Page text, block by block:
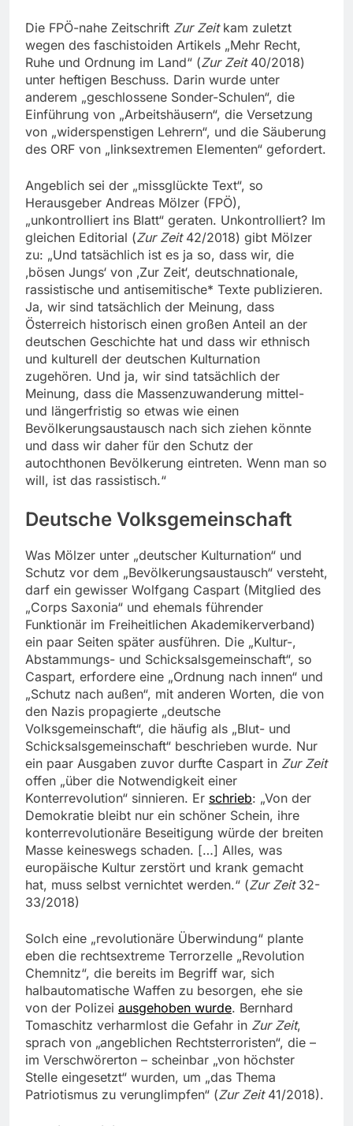
Die FPÖ-nahe Zeitschrift Zur Zeitkam zuletzt
wegen des faschistoiden Artikels „Mehr Recht,
Ruhe und Ordnung im Land“ (Zur Zeit40/2018)
unter heftigen Beschuss. Darin wurde unter
anderem „geschlossene Sonder-Schulen“, die
Einführung von „Arbeitshäusern“, die Versetzung
von „widerspenstigen Lehrern“, und die Säuberung
des ORF von „linksextremen Elementen“ gefordert.
Angeblich sei der „missglückte Text“, so
Herausgeber Andreas Mölzer (FPÖ),
„unkontrolliert ins Blatt“ geraten. Unkontrolliert? Im
gleichen Editorial (Zur Zeit42/2018) gibt Mölzer
zu: „Und tatsächlich ist es ja so, dass wir, die
‚bösen Jungs‘ von ‚Zur Zeit‘, deutschnationale,
rassistische und antisemitische* Texte publizieren.
Ja, wir sind tatsächlich der Meinung, dass
Österreich historisch einen großen Anteil an der
deutschen Geschichte hat und dass wir ethnisch
und kulturell der deutschen Kulturnation
zugehören. Und ja, wir sind tatsächlich der
Meinung, dass die Massenzuwanderung mittel-
und längerfristig so etwas wie einen
Bevölkerungsaustausch nach sich ziehen könnte
und dass wir daher für den Schutz der
autochthonen Bevölkerung eintreten. Wenn man so
will, ist das rassistisch.“
Deutsche Volksgemeinschaft
Was Mölzer unter „deutscher Kulturnation“ und
Schutz vor dem „Bevölkerungsaustausch“ versteht,
darf ein gewisser Wolfgang Caspart (Mitglied des
„Corps Saxonia“ und ehemals führender
Funktionär im Freiheitlichen Akademikerverband)
ein paar Seiten später ausführen. Die „Kultur-,
Abstammungs- und Schicksalsgemeinschaft“, so
Caspart, erfordere eine „Ordnung nach innen“ und
„Schutz nach außen“, mit anderen Worten, die von
den Nazis propagierte „deutsche
Volksgemeinschaft“, die häufig als „Blut- und
Schicksalsgemeinschaft“ beschrieben wurde. Nur
ein paar Ausgaben zuvor durfte Caspart in Zur Zeit
offen „über die Notwendigkeit einer
Konterrevolution“ sinnieren. Er schrieb: „Von der
Demokratie bleibt nur ein schöner Schein, ihre
konterrevolutionäre Beseitigung würde der breiten
Masse keineswegs schaden. […] Alles, was
europäische Kultur zerstört und krank gemacht
hat, muss selbst vernichtet werden.“ (Zur Zeit32-
33/2018)
Solch eine „revolutionäre Überwindung“ plante
eben die rechtsextreme Terrorzelle „Revolution
Chemnitz“, die bereits im Begriff war, sich
halbautomatische Waffen zu besorgen, ehe sie
von der Polizei ausgehoben wurde. Bernhard
Tomaschitz verharmlost die Gefahr in Zur Zeit,
sprach von „angeblichen Rechtsterroristen“, die –
im Verschwörerton – scheinbar „von höchster
Stelle eingesetzt“ wurden, um „das Thema
Patriotismus zu verunglimpfen“ (Zur Zeit41/2018).